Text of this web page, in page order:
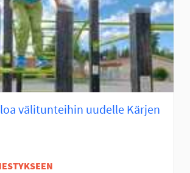
välitunteihin uudelle Kärjen